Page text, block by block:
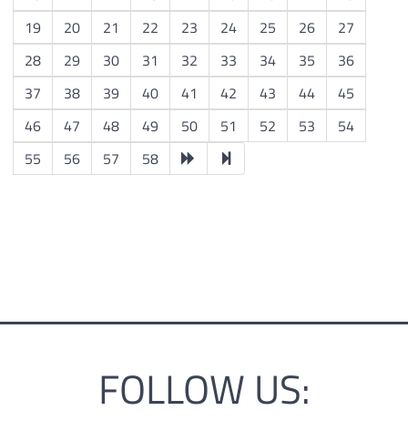
19
20 21 22 23 24 25 26
27
28
29 30 31 32 33 34 35
36
37
38 39 40 41 42 43 44
45
46
47 48 49 50 51 52 53
54
55
56 57 58
FOLLOW US: